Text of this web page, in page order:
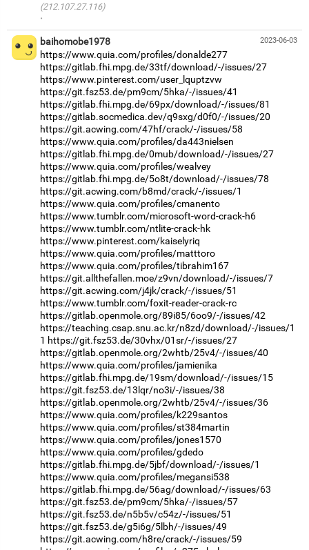
(212.107.27.116)
·
2023-06-03
baihomobe1978
https://www.quia.com/profiles/donalde277
https://gitlab.fhi.mpg.de/33tf/download/-/issues/27
https://www.pinterest.com/user_lquptzvw
https://git.fsz53.de/pm9cm/5hka/-/issues/41
https://gitlab.fhi.mpg.de/69px/download/-/issues/81
https://gitlab.socmedica.dev/q9sxg/d0f0/-/issues/20
https://git.acwing.com/47hf/crack/-/issues/58
https://www.quia.com/profiles/da443nielsen
https://gitlab.fhi.mpg.de/0mub/download/-/issues/27
https://www.quia.com/profiles/wealvey
https://gitlab.fhi.mpg.de/5o8t/download/-/issues/78
https://git.acwing.com/b8md/crack/-/issues/1
https://www.quia.com/profiles/cmanento
https://www.tumblr.com/microsoft-word-crack-h6
https://www.tumblr.com/ntlite-crack-hk
https://www.pinterest.com/kaiselyriq
https://www.quia.com/profiles/matttoro
https://www.quia.com/profiles/tibrahim167
https://git.allthefallen.moe/z9vn/download/-/issues/7
https://git.acwing.com/j4jk/crack/-/issues/51
https://www.tumblr.com/foxit-reader-crack-rc
https://gitlab.openmole.org/89i85/6oo9/-/issues/42
https://teaching.csap.snu.ac.kr/n8zd/download/-/issues/1
1 https://git.fsz53.de/30vhx/01sr/-/issues/27
https://gitlab.openmole.org/2whtb/25v4/-/issues/40
https://www.quia.com/profiles/jamienika
https://gitlab.fhi.mpg.de/19sm/download/-/issues/15
https://git.fsz53.de/13lqr/no3i/-/issues/38
https://gitlab.openmole.org/2whtb/25v4/-/issues/36
https://www.quia.com/profiles/k229santos
https://www.quia.com/profiles/st384martin
https://www.quia.com/profiles/jones1570
https://www.quia.com/profiles/gdedo
https://gitlab.fhi.mpg.de/5jbf/download/-/issues/1
https://www.quia.com/profiles/megansi538
https://gitlab.fhi.mpg.de/56ag/download/-/issues/63
https://git.fsz53.de/pm9cm/5hka/-/issues/57
https://git.fsz53.de/n5b5v/c54z/-/issues/51
https://git.fsz53.de/g5i6g/5lbh/-/issues/49
https://git.acwing.com/h8re/crack/-/issues/59